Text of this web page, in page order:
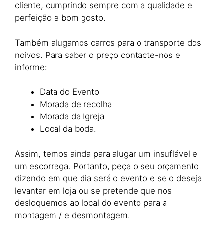
cliente, cumprindo sempre com a qualidade e
perfeição e bom gosto.
Também alugamos carros para o transporte dos
noivos. Para saber o preço contacte-nos e
informe:
Data do Evento
Morada de recolha
Morada da Igreja
Local da boda.
Assim, temos ainda para alugar um insuflável e
um escorrega. Portanto, peça o seu orçamento
dizendo em que dia será o evento e se o deseja
levantar em loja ou se pretende que nos
desloquemos ao local do evento para a
montagem / e desmontagem.